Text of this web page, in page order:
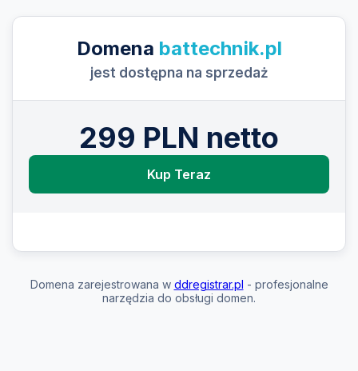
Domena battechnik.pl
jest dostępna na sprzedaż
299 PLN netto
Kup Teraz
Domena zarejestrowana w ddregistrar.pl - profesjonalne
narzędzia do obsługi domen.